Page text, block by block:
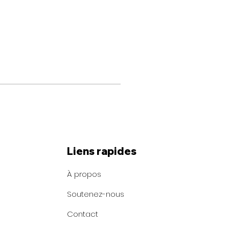
Liens rapides
À propos
Soutenez-nous
Contact